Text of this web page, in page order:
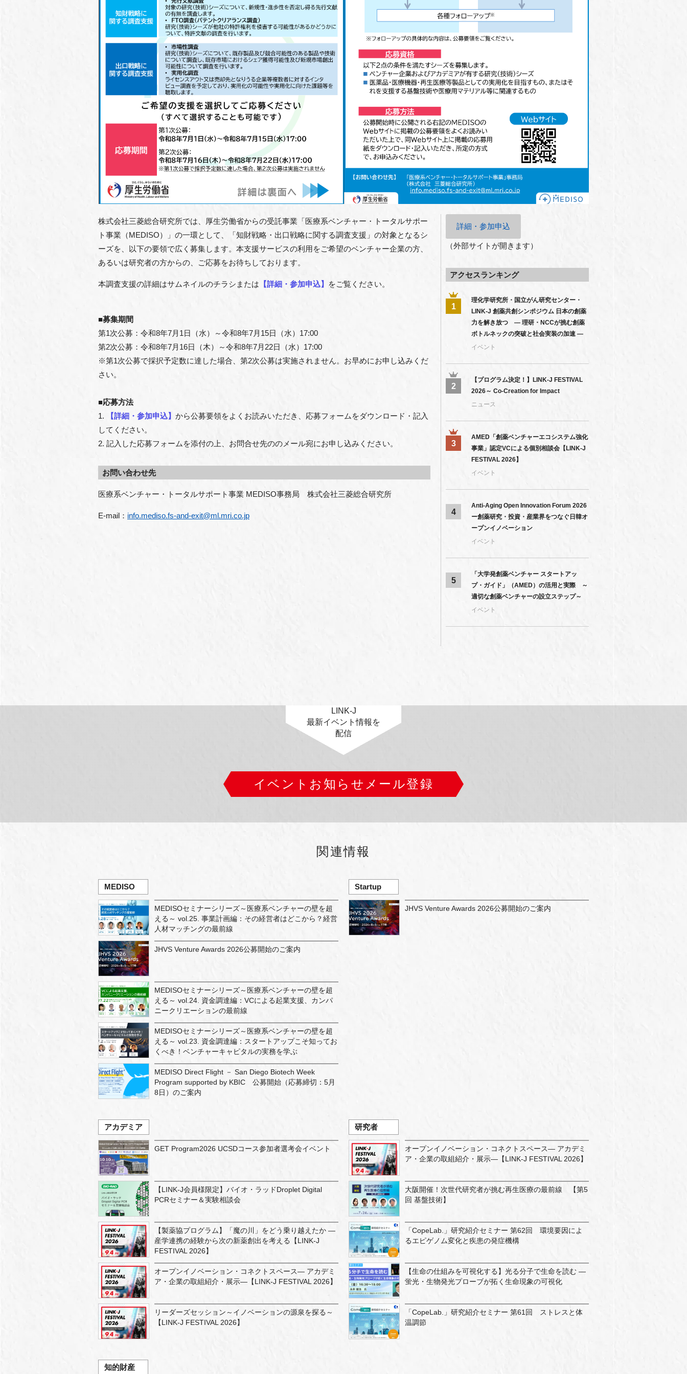
株式会社三菱総合研究所では、厚生労働省からの受託事業「医療系ベンチャー・トータルサポー
ト事業（MEDISO）」の一環として、「知財戦略・出口戦略に関する調査支援」の対象となるシ
ーズを、以下の要領で広く募集します。本支援サービスの利用をご希望のベンチャー企業の方、
あるいは研究者の方からの、ご応募をお待ちしております。
本調査支援の詳細はサムネイルのチラシまたは 【詳細・参加申込】 をご覧ください。
■募集期間
第1次公募：令和8年7月1日（水）～令和8年7月15日（水）17:00
第2次公募：令和8年7月16日（木）～令和8年7月22日（水）17:00
※第1次公募で採択予定数に達した場合、第2次公募は実施されません。お早めにお申し込みくだ
さい。
■応募方法
1.
【詳細・参加申込】 から公募要領をよくお読みいただき、応募フォームをダウンロード・記入
してください。
2. 記入した応募フォームを添付の上、お問合せ先ののメール宛にお申し込みください。
お問い合わせ先
医療系ベンチャー・トータルサポート事業 MEDISO事務局　株式会社三菱総合研究所
E-mail ： info.mediso.fs-and-exit@ml.mri.co.jp
詳細・参加申込
（外部サイトが開きます）
アクセスランキング
1
理化学研究所・国立がん研究センター・
LINK-J 創薬共創シンポジウム 日本の創薬
力を解き放つ ― 理研・NCCが挑む創薬
ボトルネックの突破と社会実装の加速 ―
イベント
2
【プログラム決定！】LINK-J FESTIVAL
2026～ Co-Creation for Impact
ニュース
3
AMED「創薬ベンチャーエコシステム強化
事業」認定VCによる個別相談会【LINK-J
FESTIVAL 2026】
イベント
4
Anti-Aging Open Innovation Forum 2026
ー創薬研究・投資・産業界をつなぐ日韓オ
ープンイノベーション
イベント
5
「大学発創薬ベンチャー スタートアッ
プ・ガイド」（AMED）の活用と実際 ～
適切な創薬ベンチャーの設立ステップ～
イベント
LINK-J
最新イベント情報を
配信
イベントお知らせメール登録
関連情報
MEDISO
MEDISOセミナーシリーズ～医療系ベンチャーの壁を超
える～ vol.25. 事業計画編：その経営者はどこから？経営
人材マッチングの最前線
JHVS Venture Awards 2026公募開始のご案内
MEDISOセミナーシリーズ～医療系ベンチャーの壁を超
える～ vol.24. 資金調達編：VCによる起業支援、カンパ
ニークリエーションの最前線
MEDISOセミナーシリーズ～医療系ベンチャーの壁を超
える～ vol.23. 資金調達編：スタートアップこそ知ってお
くべき！ベンチャーキャピタルの実務を学ぶ
MEDISO Direct Flight － San Diego Biotech Week
Program supported by KBIC 公募開始（応募締切：5月
8日）のご案内
Startup
JHVS Venture Awards 2026公募開始のご案内
アカデミア
GET Program2026 UCSDコース参加者選考会イベント
【LINK-J会員様限定】バイオ・ラッドDroplet Digital
PCRセミナー＆実験相談会
【製薬協プログラム】「魔の川」をどう乗り越えたか ―
産学連携の経験から次の新薬創出を考える【LINK-J
FESTIVAL 2026】
オープンイノベーション・コネクトスペース― アカデミ
ア・企業の取組紹介・展示―【LINK-J FESTIVAL 2026】
リーダーズセッション～イノベーションの源泉を探る～
【LINK-J FESTIVAL 2026】
研究者
オープンイノベーション・コネクトスペース― アカデミ
ア・企業の取組紹介・展示―【LINK-J FESTIVAL 2026】
大阪開催！次世代研究者が挑む再生医療の最前線 【第5
回 基盤技術】
「CopeLab.」研究紹介セミナー 第62回 環境要因によ
るエピゲノム変化と疾患の発症機構
【生命の仕組みを可視化する】光る分子で生命を読む ―
蛍光・生物発光プローブが拓く生命現象の可視化
「CopeLab.」研究紹介セミナー 第61回 ストレスと体
温調節
知的財産